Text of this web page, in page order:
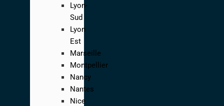
Lyon-
Sud
Lyon
Est
Marseille
Montpellier
Nancy
Nantes
Nice